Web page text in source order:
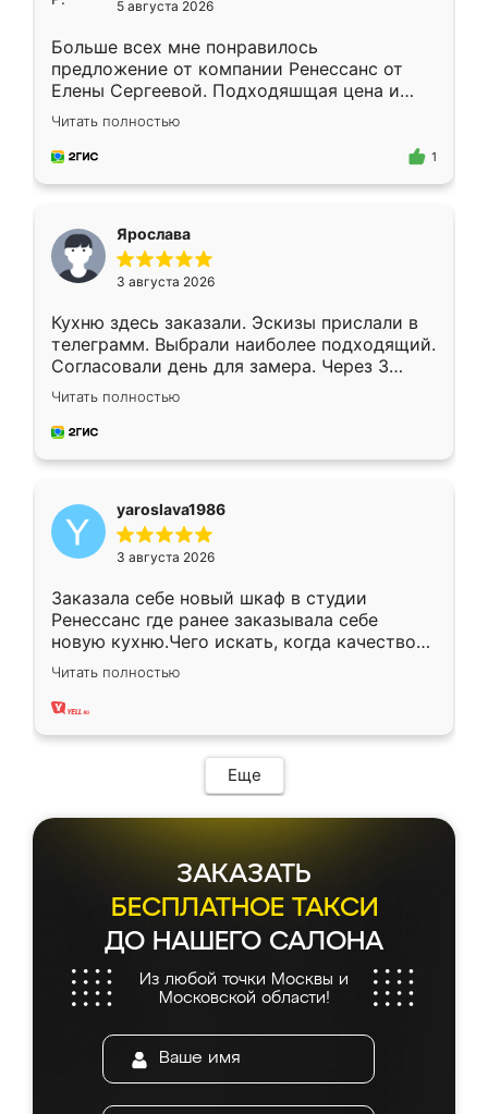
5 августа 2026
Больше всех мне понравилось
предложение от компании Ренессанс от
Елены Сергеевой. Подходяшщая цена и
короткие сроки изготовления. Приехавший
для замера сотрудник Владислав
предложил по моему эскизу самый
Читать полностью
1
Ярослава
3 августа 2026
Кухню здесь заказали. Эскизы прислали в
телеграмм. Выбрали наиболее подходящий.
Согласовали день для замера. Через 3
недели кухня была уже готова. Остались
довольны работой. Спасибо Ренессанс
мебель за качественную работу!
Читать полностью
yaroslava1986
3 августа 2026
Заказала себе новый шкаф в студии
Ренессанс где ранее заказывала себе
новую кухню.Чего искать, когда качеством
вполне довольна. Служит кухня уже почти
два года, нареканий нет.
Читать полностью
Еще
ЗАКАЗАТЬ
БЕСПЛАТНОЕ ТАКСИ
ДО НАШЕГО САЛОНА
Из любой точки Москвы и
Московской области!